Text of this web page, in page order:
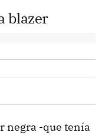
blazer
negra -que tenía